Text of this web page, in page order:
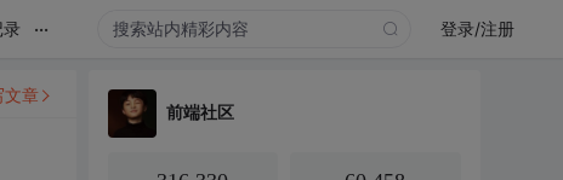
录 ... 登录/注册
文章
前端社区